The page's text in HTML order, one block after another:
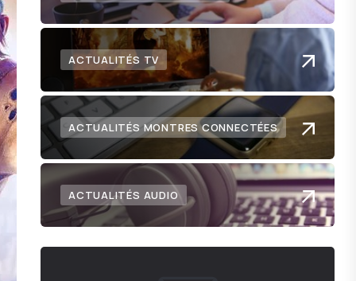
ACTUALITÉS TV
ACTUALITÉS MONTRES CONNECTÉES
ACTUALITÉS AUDIO